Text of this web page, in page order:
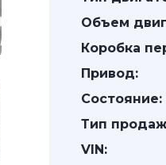
Объем
Коробка
Привод:
Состояние:
Тип
VIN: